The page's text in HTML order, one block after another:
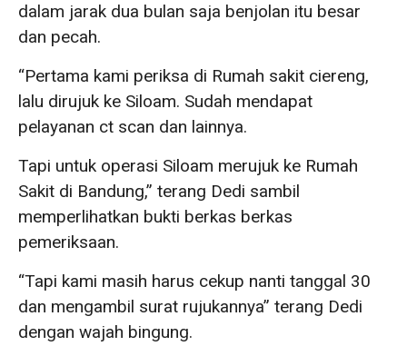
dalam jarak dua bulan saja benjolan itu besar
dan pecah.
“Pertama kami periksa di Rumah sakit ciereng,
lalu dirujuk ke Siloam. Sudah mendapat
pelayanan ct scan dan lainnya.
Tapi untuk operasi Siloam merujuk ke Rumah
Sakit di Bandung,” terang Dedi sambil
memperlihatkan bukti berkas berkas
pemeriksaan.
“Tapi kami masih harus cekup nanti tanggal 30
dan mengambil surat rujukannya” terang Dedi
dengan wajah bingung.